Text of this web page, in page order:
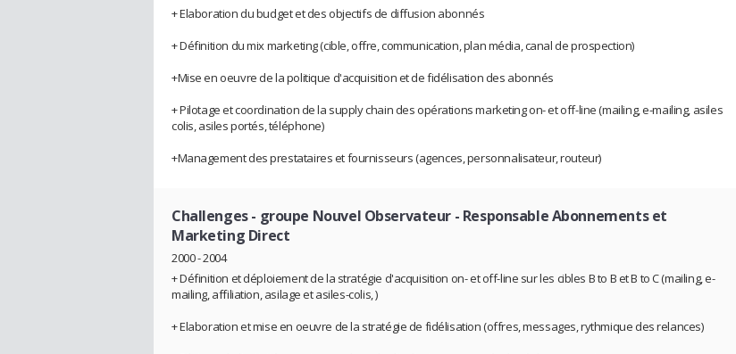
+ Elaboration du budget et des objectifs de diffusion abonnés
+ Définition du mix marketing (cible, offre, communication, plan média, canal de prospection)
+Mise en oeuvre de la politique d'acquisition et de fidélisation des abonnés
+ Pilotage et coordination de la supply chain des opérations marketing on- et off-line (mailing, e-mailing, asiles
colis, asiles portés, téléphone)
+Management des prestataires et fournisseurs (agences, personnalisateur, routeur)
Challenges - groupe Nouvel Observateur - Responsable Abonnements et
Marketing Direct
2000 - 2004
+ Définition et déploiement de la stratégie d'acquisition on- et off-line sur les cibles B to B et B to C (mailing, e-
mailing, affiliation, asilage et asiles-colis, )
+ Elaboration et mise en oeuvre de la stratégie de fidélisation (offres, messages, rythmique des relances)